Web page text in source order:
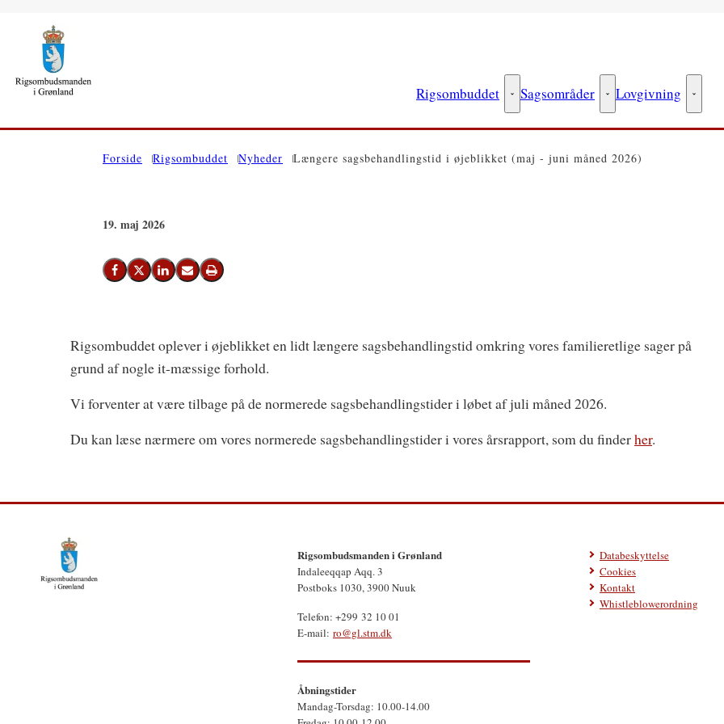
Rigsombuddet Rigsombuddet - Flere links
Sagsområder Sagsområder - Flere links
Lovgivning
Forside Rigsombuddet Nyheder Længere sagsbehandlingstid i øjeblikket (maj - juni måned 2026)
19. maj 2026
Del på Facebook
Del på X (Twitter)
Del på LinkedIn
Send email
Print
Rigsombuddet oplever i øjeblikket en lidt længere sagsbehandlingstid omkring vores familieretlige sager på
grund af nogle it-mæssige forhold.
Vi forventer at være tilbage på de normerede sagsbehandlingstider i løbet af juli måned 2026.
Du kan læse nærmere om vores normerede sagsbehandlingstider i vores årsrapport, som du finderher.
Rigsombudsmanden i Grønland
Indaleeqqap Aqq. 3
Postboks 1030, 3900 Nuuk
Telefon: +299 32 10 01
E-mail: ro@gl.stm.dk
Åbningstider
Mandag-Torsdag: 10.00-14.00
Databeskyttelse
Cookies
Kontakt
Whistleblowerordning